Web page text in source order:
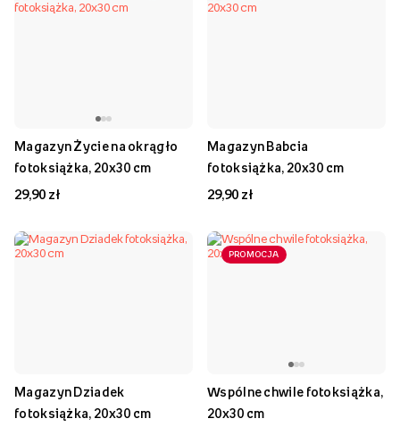
Magazyn Życie na okrągło
fotoksiążka, 20x30 cm
29,90 zł
Magazyn Babcia
fotoksiążka, 20x30 cm
29,90 zł
Magazyn Dziadek
fotoksiążka, 20x30 cm
PROMOCJA
Wspólne chwile fotoksiążka,
20x30 cm